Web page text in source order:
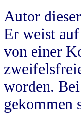
Autor
Er weist
von einer
worden.
gekommen